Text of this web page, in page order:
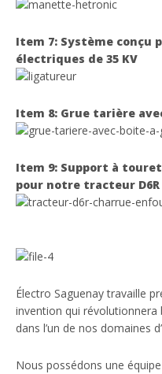
Item 7: Système conçu
électriques de 35 KV
Item 8: Grue tarière
Item 9: Support à
pour notre tracteur D6R
Électro Saguenay travaille
invention qui
dans l’un de nos domaines
Nous possédons une